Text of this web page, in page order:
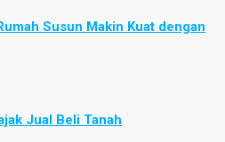
Susun Makin Kuat dengan
Jual Beli Tanah